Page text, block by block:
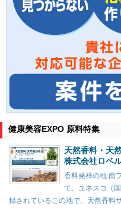
健康美容EXPO 原料特集
天然香料・天
株式会社ロベ
香料発祥の地 南
て、ユネスコ（
録されているこの地で、天然香料